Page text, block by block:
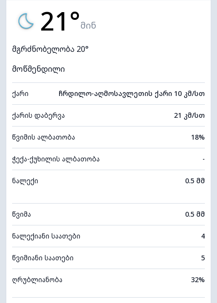
21°მინ
მგრძნობელობა 20°
მოწმენდილი
ქარი ჩრდილო-აღმოსავლეთის ქარი 10 კმ/სთ
ქარის დაბერვა 21 კმ/სთ
წვიმის ალბათობა 18%
ჭექა-ქუხილის ალბათობა -
ნალექი 0.5 მმ
წვიმა 0.5 მმ
ნალექიანი საათები 4
წვიმიანი საათები 5
ღრუბლიანობა 32%